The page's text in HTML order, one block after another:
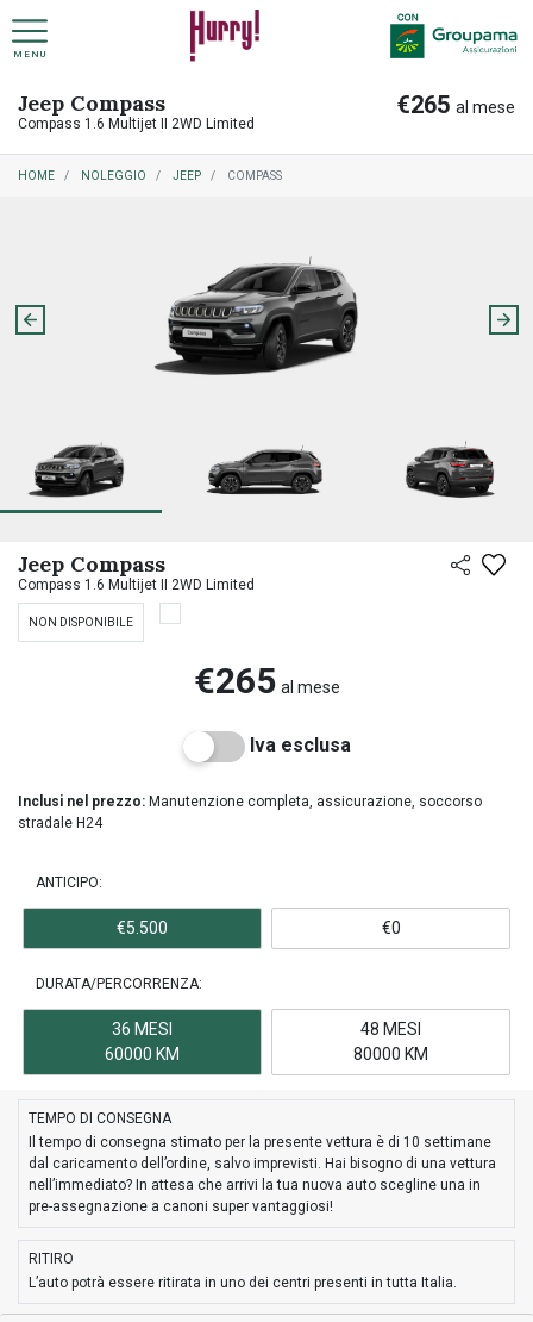
MENU
Jeep Compass
Compass 1.6 Multijet II 2WD Limited
€265 al mese
HOME NOLEGGIO JEEP COMPASS
Jeep Compass
Compass 1.6 Multijet II 2WD Limited
NON DISPONIBILE
€265 al mese
Iva esclusa
Inclusi nel prezzo: Manutenzione completa, assicurazione, soccorso
stradale H24
ANTICIPO:
€5.500 €0
DURATA/PERCORRENZA:
36 MESI
60000 KM
48 MESI
80000 KM
TEMPO DI CONSEGNA
Il tempo di consegna stimato per la presente vettura è di 10 settimane
dal caricamento dell’ordine, salvo imprevisti. Hai bisogno di una vettura
nell’immediato? In attesa che arrivi la tua nuova auto scegline una in
pre-assegnazione a canoni super vantaggiosi!
RITIRO
L’auto potrà essere ritirata in uno dei centri presenti in tutta Italia.
NOLEGGIO A LUNGO TERMINE PRIVATI
COME FUNZIONA NOLEGGIO A LUNGO TERMINE